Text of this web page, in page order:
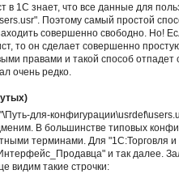
в 1С знает, что все данные для
Поэтому самый простой
совершенно свободно. Но!
то он сделает совершенно
правами и такой способ отпадет
очень редко.
для-
В большинстве типовых
терминами. Для "1С:Торговля и
и так далее.
видим такие строчки: